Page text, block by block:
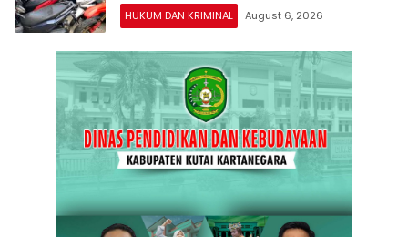
HUKUM DAN KRIMINAL August 6, 2026